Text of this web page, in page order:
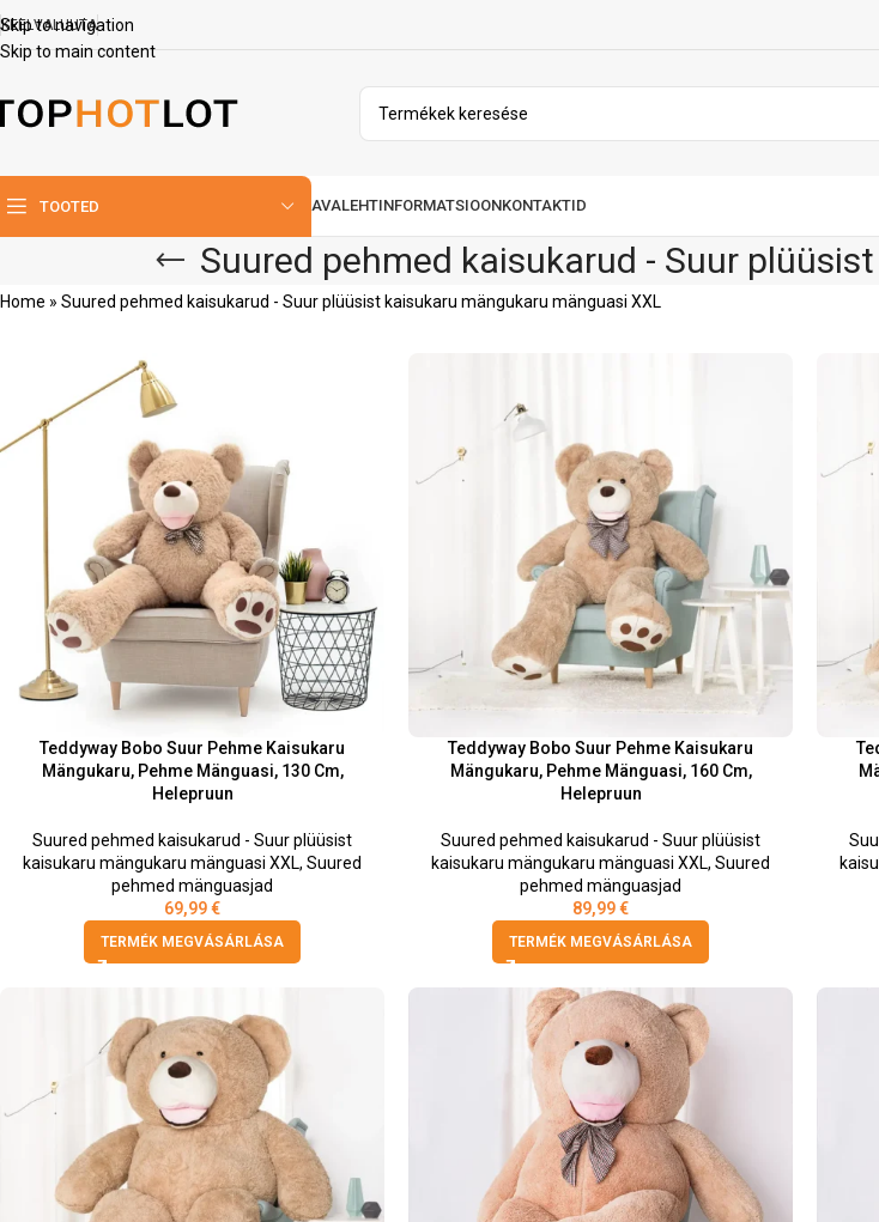
Skip to navigation
Skip to main content
KEELVALUUTA
TOOTED AVALEHTINFORMATSIOONKONTAKTID
Suured pehmed kaisukarud - Suur
Home » Suured pehmed kaisukarud - Suur plüüsist kaisukaru mängukaru mänguasi XXL
Teddyway Bobo Suur Pehme Kaisukaru
Mängukaru, Pehme Mänguasi, 130 Cm,
Helepruun
Suured pehmed kaisukarud - Suur plüüsist
kaisukaru mängukaru mänguasi XXL, Suured
pehmed mänguasjad
69,99€
TERMÉK MEGVÁSÁRLÁSA
Teddyway Bobo Suur Pehme Kaisukaru
Mängukaru, Pehme Mänguasi, 160 Cm,
Helepruun
Suured pehmed kaisukarud - Suur plüüsist
kaisukaru mängukaru mänguasi XXL, Suured
pehmed mänguasjad
89,99€
TERMÉK MEGVÁSÁRLÁSA